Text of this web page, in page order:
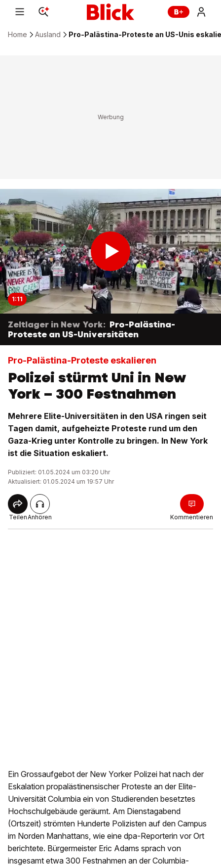
Home Ausland Pro-Palästina-Proteste an US-Unis
1:11
Zeltlager in New York: Pro-Palästina-
Proteste an US-Universitäten
Pro-Palästina-Proteste eskalieren
Polizei stürmt Uni in New
York – 300 Festnahmen
Mehrere Elite-Universitäten in den USA ringen seit
Tagen damit, aufgeheizte Proteste rund um den
Gaza-Krieg unter Kontrolle zu bringen. In New York
ist die Situation eskaliert.
Publiziert: 01.05.2024 um 03:20 Uhr
Aktualisiert: 01.05.2024 um 19:57 Uhr
TeilenAnhören Kommentieren
Ein Grossaufgebot der New Yorker Polizei hat nach der
Eskalation propalästinensischer Proteste an der Elite-
Universität Columbia ein von Studierenden besetztes
Hochschulgebäude geräumt. Am Dienstagabend
(Ortszeit) strömten Hunderte Polizisten auf den Campus
im Norden Manhattans, wie eine dpa-Reporterin vor Ort
berichtete. Bürgermeister Eric Adams sprach von
insgesamt etwa 300 Festnahmen an der Columbia-